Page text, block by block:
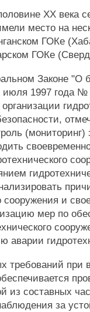
XX века
место на
ГОКе
ГОКе
Законе "О
июля 1997 года
сооружения и
мер по
аварии
требований при
из составных
за